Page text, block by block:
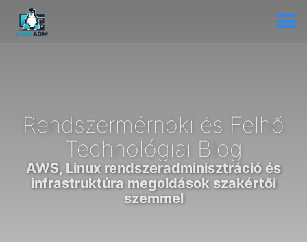
Rendszermérnöki és Felhő
Technológiai Blog
AWS, Linux rendszeradminisztráció és
infrastruktúra megoldások szakértői
szemmel